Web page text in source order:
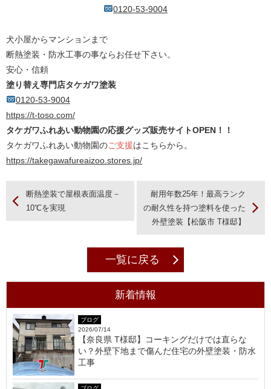
0120-53-9004
犬小屋からマンションまで
断熱塗装・防水工事の事ならお任せ下さい。
安心・信頼
塗り替え専門店タケガワ塗装
0120-53-9004
https://t-toso.com/
タケガワふれあい動物園の応援グッズ販売サイトOPEN！！
タケガワふれあい動物園のご支援はこちらから。
https://takegawafureaizoo.stores.jp/
断熱塗装で屋根表面温度－
10℃を実現
耐用年数25年！最高ランク
の耐久性を持つ塗料を使った
外壁塗装【松阪市 T様邸】
一覧に戻る
新着情報
ブログ
2026/07/14
【奈良県 T様邸】コーキングだけでは直らな
い？外壁下地まで傷んだ住宅の外壁塗装・防水
工事